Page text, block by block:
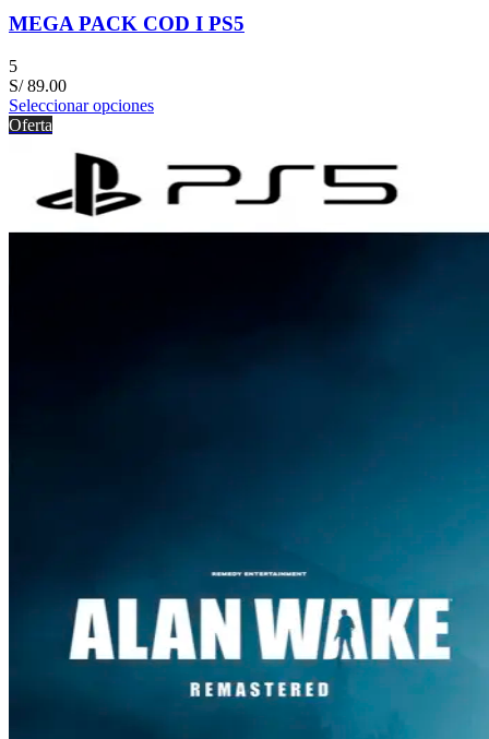
MEGA PACK COD I PS5
5
S/89.00
Seleccionar opciones
Oferta